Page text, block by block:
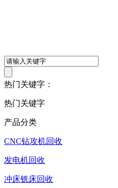
热门关键字：
热门关键字
产品分类
CNC钻攻机回收
发电机回收
冲床铣床回收